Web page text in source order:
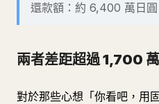
還款額：約 6,400 萬日圓
兩者差距超過 1,700
對於那些心想「你看吧，用